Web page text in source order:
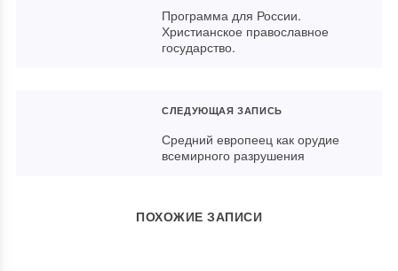
Программа для России.
Христианское православное
государство.
СЛЕДУЮЩАЯ ЗАПИСЬ
Средний европеец как орудие
всемирного разрушения
ПОХОЖИЕ ЗАПИСИ